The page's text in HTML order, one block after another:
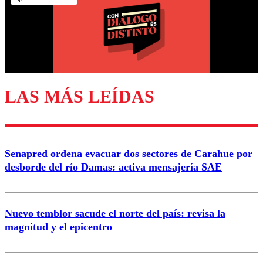
Enviar comentario
LAS MÁS LEÍDAS
Senapred ordena evacuar dos sectores de Carahue por
desborde del río Damas: activa mensajería SAE
Nuevo temblor sacude el norte del país: revisa la
magnitud y el epicentro